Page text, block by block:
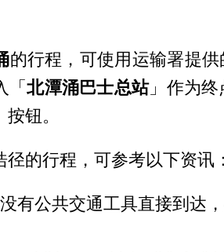
的行程，可使用运输署提
「北潭涌巴士总站」作为终
钮。
的行程，可参考以下资讯：
有公共交通工具直接到达